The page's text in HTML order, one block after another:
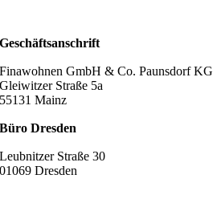
Geschäftsanschrift
Finawohnen GmbH & Co. Paunsdorf KG
Gleiwitzer Straße 5a
55131 Mainz
Büro Dresden
Leubnitzer Straße 30
01069 Dresden